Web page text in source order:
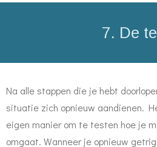
7. De
Na alle stappen die je hebt
situatie zich opnieuw aandienen.
eigen manier om te testen hoe je
omgaat. Wanneer je opnieuw